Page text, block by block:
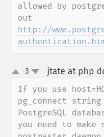
allowed by
http://
up-3 jtate at php
If you use
pg_connect
PostgreSQL
you need to